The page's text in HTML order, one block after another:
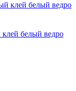
белый ведро